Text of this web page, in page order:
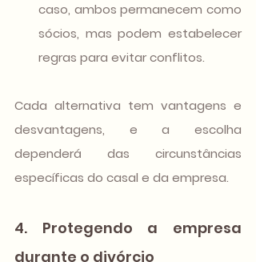
caso, ambos permanecem como
sócios, mas podem estabelecer
regras para evitar conflitos.
Cada alternativa tem vantagens e
desvantagens, e a escolha
dependerá das circunstâncias
específicas do casal e da empresa.
4. Protegendo a empresa
durante o divórcio